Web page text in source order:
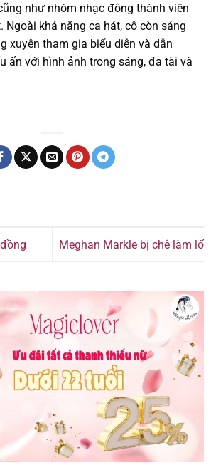
như nhóm nhạc đông thành viên
Ngoài khả năng ca hát, cô còn sáng
xuyên tham gia biểu diễn và dẫn
ấn với hình ảnh trong sáng, đa tài và
Meghan Markle bị chê làm lố